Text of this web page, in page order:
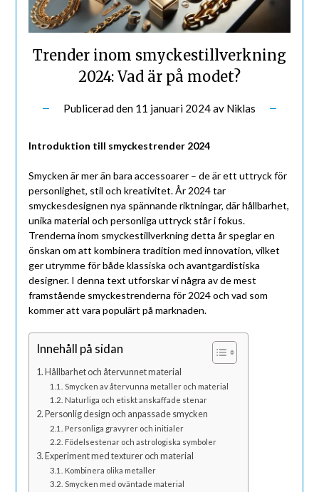
Trender inom smyckestillverkning
2024: Vad är på modet?
Publicerad den 11 januari 2024av Niklas
Introduktion till smyckestrender 2024
Smycken är mer än bara accessoarer – de är ett uttryck för
personlighet, stil och kreativitet. År 2024 tar
smyckesdesignen nya spännande riktningar, där hållbarhet,
unika material och personliga uttryck står i fokus.
Trenderna inom smyckestillverkning detta år speglar en
önskan om att kombinera tradition med innovation, vilket
ger utrymme för både klassiska och avantgardistiska
designer. I denna text utforskar vi några av de mest
framstående smyckestrenderna för 2024 och vad som
kommer att vara populärt på marknaden.
Innehåll på sidan
Hållbarhet och återvunnet material
Smycken av återvunna metaller och material
Naturliga och etiskt anskaffade stenar
Personlig design och anpassade smycken
Personliga gravyrer och initialer
Födelsestenar och astrologiska symboler
Experiment med texturer och material
Kombinera olika metaller
Smycken med oväntade material